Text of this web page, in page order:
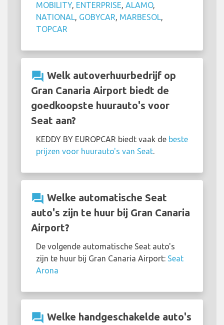
MOBILITY, ENTERPRISE, ALAMO,
NATIONAL, GOBYCAR, MARBESOL,
TOPCAR
question_answer Welk autoverhuurbedrijf op
Gran Canaria Airport biedt de
goedkoopste huurauto's voor
Seat aan?
KEDDY BY EUROPCAR biedt vaak de beste
prijzen voor huurauto's van Seat.
question_answer Welke automatische Seat
auto's zijn te huur bij Gran Canaria
Airport?
De volgende automatische Seat auto's
zijn te huur bij Gran Canaria Airport: Seat
Arona
question_answer Welke handgeschakelde auto's